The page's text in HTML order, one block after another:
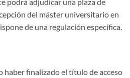
del máster universitario en
de una regulación específica.
haber finalizado el título de acceso